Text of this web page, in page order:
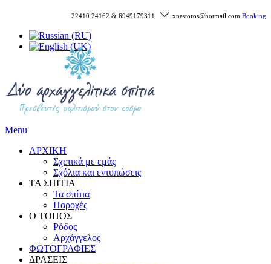
22410 24162 & 6949179311 xnestoros@hotmail.com Booking
Menu
ΑΡΧΙΚΗ
Σχετικά με εμάς
Σχόλια και εντυπώσεις
ΤΑ ΣΠΙΤΙΑ
Τα σπίτια
Παροχές
Ο ΤΟΠΟΣ
Ρόδος
Αρχάγγελος
ΦΩΤΟΓΡΑΦΙΕΣ
ΔΡΑΣΕΙΣ